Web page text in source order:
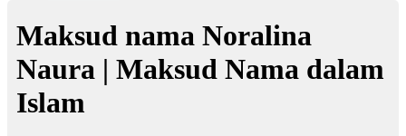
Maksud nama Noralina
Naura | Maksud Nama dalam
Islam